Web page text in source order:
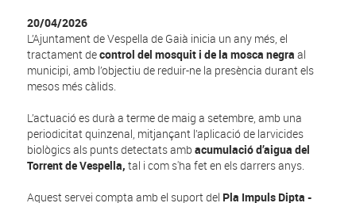
20/04/2026
L’Ajuntament de Vespella de Gaià inicia un any més, el
tractament decontrol del mosquit i de la mosca negra al
municipi, amb l’objectiu de reduir-ne la presència durant els
mesos més càlids.
L’actuació es durà a terme de maig a setembre, amb una
periodicitat quinzenal, mitjançant l’aplicació de larvicides
biològics als punts detectats ambacumulació d’aigua del
Torrent de Vespella,tal i com s'ha fet en els darrers anys.
Aquest servei compta amb el suport del Pla Impuls Dipta -